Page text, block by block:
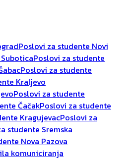
Poslovi za studente Novi
Poslovi za studente
Poslovi za studente
Kraljevo
Poslovi za studente
ČačakPoslovi za studente
KragujevacPoslovi za
studente Sremska
Nova Pazova
komuniciranja